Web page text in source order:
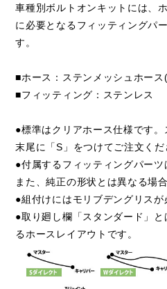
車種別ボルトオンキットには、
に必要となるフィッティングパ
す。
■ホース：ステンメッシュホー
■フィッティング：ステンレス
●標準はクリアホース仕様です
末尾に「S」をつけてご注文くだ
●付属するフィッティングパーツ
また、純正の形状とは異なる場
●組付けにはモリブデングリスが
●取り廻し欄「スタンダード」
るホースレイアウトです。